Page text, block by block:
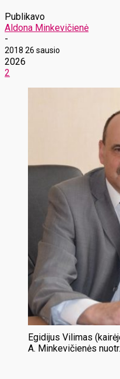
Publikavo
Aldona Minkevičienė
-
2018 26 sausio
2026
2
Egidijus Vilimas
A. Minkevičienės nuotr.